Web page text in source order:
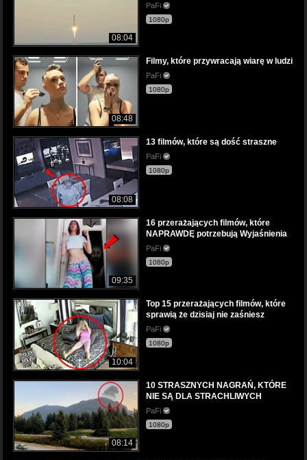
08:04
PaFi
1080p
08:48
Filmy, które przywracają wiarę w ludzi
PaFi
1080p
08:08
13 filmów, które są dość straszne
PaFi
1080p
09:35
16 przerażających filmów, które
NAPRAWDĘ potrzebują Wyjaśnienia
PaFi
1080p
10:04
Top 15 przerażających filmów, które
sprawią że dzisiaj nie zaśniesz
PaFi
1080p
08:14
10 STRASZNYCH NAGRAŃ, KTÓRE
NIE SĄ DLA STRACHLIWYCH
PaFi
1080p